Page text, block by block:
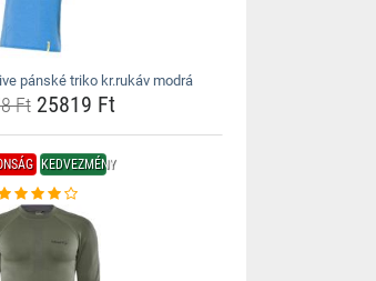
pánské triko kr.rukáv modrá
Ft25819 Ft
KEDVEZMÉNY